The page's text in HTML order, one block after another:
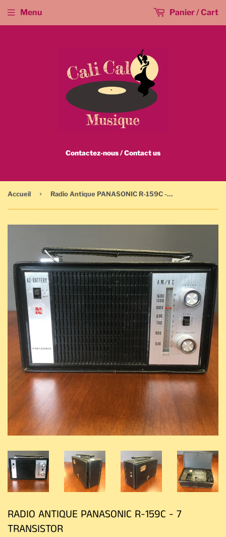
Contactez-nous / Contact us
Menu Panier / Cart
Accueil › Radio Antique PANASONIC R-159C - 7 TRANSISTOR
RADIO ANTIQUE PANASONIC R-159C - 7
TRANSISTOR